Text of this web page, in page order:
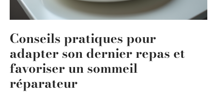
Conseils pratiques pour
adapter son dernier repas et
favoriser un sommeil
réparateur